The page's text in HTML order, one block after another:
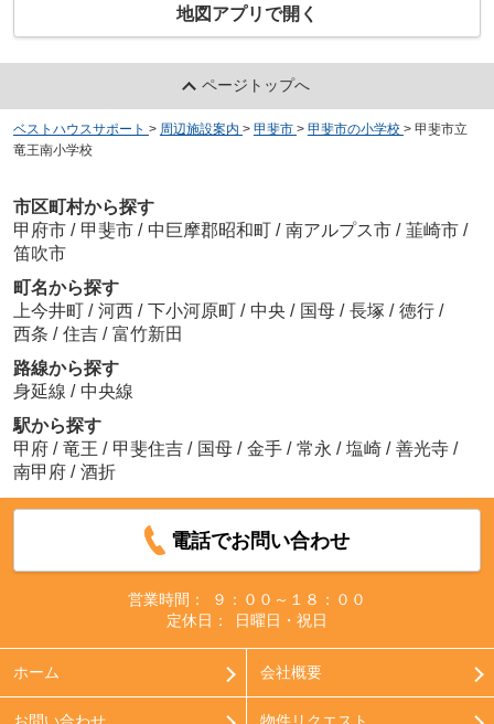
地図アプリで開く
ページトップへ
ベストハウスサポート > 周辺施設案内 > 甲斐市 > 甲斐市の小学校 > 甲斐市立
竜王南小学校
市区町村から探す
甲府市 / 甲斐市 / 中巨摩郡昭和町 / 南アルプス市 / 韮崎市 /
笛吹市
町名から探す
上今井町 / 河西 / 下小河原町 / 中央 / 国母 / 長塚 / 徳行 /
西条 / 住吉 / 富竹新田
路線から探す
身延線 / 中央線
駅から探す
甲府 / 竜王 / 甲斐住吉 / 国母 / 金手 / 常永 / 塩崎 / 善光寺 /
南甲府 / 酒折
電話でお問い合わせ
営業時間：
９：００～１８：００
定休日：
日曜日・祝日
ホーム 会社概要